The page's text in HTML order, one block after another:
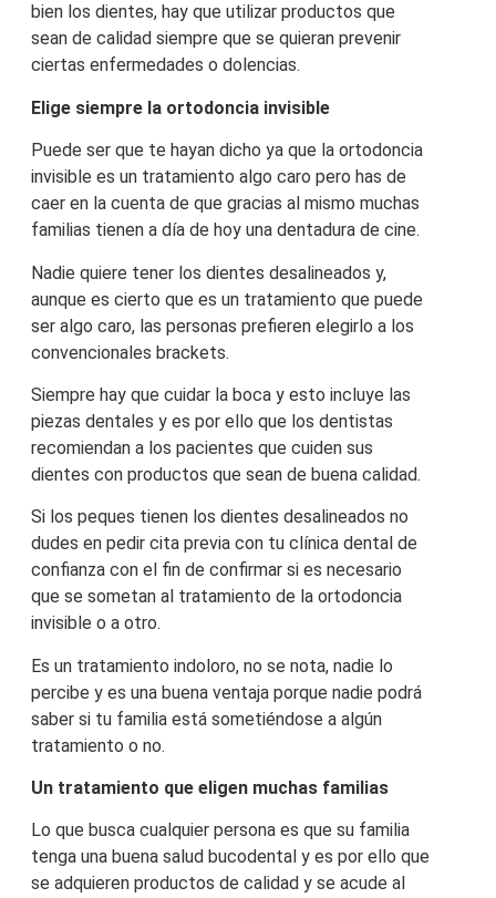
bien los dientes, hay que utilizar productos que
sean de calidad siempre que se quieran prevenir
ciertas enfermedades o dolencias.
Elige siempre la ortodoncia invisible
Puede ser que te hayan dicho ya que la ortodoncia
invisible es un tratamiento algo caro pero has de
caer en la cuenta de que gracias al mismo muchas
familias tienen a día de hoy una dentadura de cine.
Nadie quiere tener los dientes desalineados y,
aunque es cierto que es un tratamiento que puede
ser algo caro, las personas prefieren elegirlo a los
convencionales brackets.
Siempre hay que cuidar la boca y esto incluye las
piezas dentales y es por ello que los dentistas
recomiendan a los pacientes que cuiden sus
dientes con productos que sean de buena calidad.
Si los peques tienen los dientes desalineados no
dudes en pedir cita previa con tu clínica dental de
confianza con el fin de confirmar si es necesario
que se sometan al tratamiento de la ortodoncia
invisible o a otro.
Es un tratamiento indoloro, no se nota, nadie lo
percibe y es una buena ventaja porque nadie podrá
saber si tu familia está sometiéndose a algún
tratamiento o no.
Un tratamiento que eligen muchas familias
Lo que busca cualquier persona es que su familia
tenga una buena salud bucodental y es por ello que
se adquieren productos de calidad y se acude al